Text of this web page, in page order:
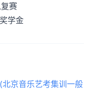
进入复赛
学金
京音乐艺考集训一般